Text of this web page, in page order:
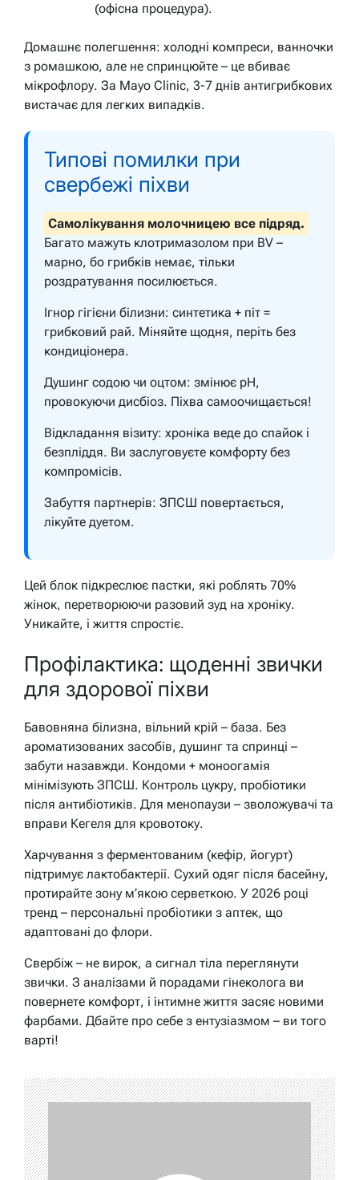
(офісна процедура).
Домашнє полегшення: холодні компреси, ванночки
з ромашкою, але не спринцюйте – це вбиває
мікрофлору. За Mayo Clinic, 3-7 днів антигрибкових
вистачає для легких випадків.
Типові помилки при
свербежі піхви
Самолікування молочницею все підряд.
Багато мажуть клотримазолом при BV –
марно, бо грибків немає, тільки
роздратування посилюється.
Ігнор гігієни білизни: синтетика + піт =
грибковий рай. Міняйте щодня, періть без
кондиціонера.
Душинг содою чи оцтом: змінює pH,
провокуючи дисбіоз. Піхва самоочищається!
Відкладання візиту: хроніка веде до спайок і
безпліддя. Ви заслуговуєте комфорту без
компромісів.
Забуття партнерів: ЗПСШ повертається,
лікуйте дуетом.
Цей блок підкреслює пастки, які роблять 70%
жінок, перетворюючи разовий зуд на хроніку.
Уникайте, і життя спростіє.
Профілактика: щоденні звички
для здорової піхви
Бавовняна білизна, вільний крій – база. Без
ароматизованих засобів, душинг та спринці –
забути назавжди. Кондоми + моноогамія
мінімізують ЗПСШ. Контроль цукру, пробіотики
після антибіотиків. Для менопаузи – зволожувачі та
вправи Кегеля для кровотоку.
Харчування з ферментованим (кефір, йогурт)
підтримує лактобактерії. Сухий одяг після басейну,
протирайте зону м’якою серветкою. У 2026 році
тренд – персональні пробіотики з аптек, що
адаптовані до флори.
Свербіж – не вирок, а сигнал тіла переглянути
звички. З аналізами й порадами гінеколога ви
повернете комфорт, і інтимне життя засяє новими
фарбами. Дбайте про себе з ентузіазмом – ви того
варті!